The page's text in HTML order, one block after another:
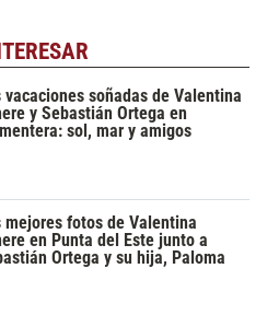
vacaciones soñadas de Valentina
y Sebastián Ortega en
sol, mar y amigos
mejores fotos de Valentina
en Punta del Este junto a
Ortega y su hija, Paloma